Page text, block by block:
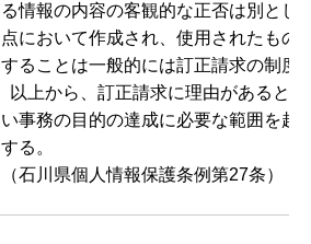
る情報の内容の客観的な正否は別とし
点において作成され、使用されたもの
することは一般的には訂正請求の制度
以上から、訂正請求に理由があると
い事務の目的の達成に必要な範囲を超
する。
（石川県個人情報保護条例第27条）